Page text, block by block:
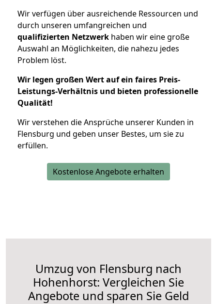
Wir verfügen über ausreichende Ressourcen und
durch unseren umfangreichen und
qualifizierten Netzwerk haben wir eine große
Auswahl an Möglichkeiten, die nahezu jedes
Problem löst.
Wir legen großen Wert auf ein faires Preis-
Leistungs-Verhältnis und bieten professionelle
Qualität!
Wir verstehen die Ansprüche unserer Kunden in
Flensburg und geben unser Bestes, um sie zu
erfüllen.
Kostenlose Angebote erhalten
Umzug von Flensburg nach
Hohenhorst: Vergleichen Sie
Angebote und sparen Sie Geld